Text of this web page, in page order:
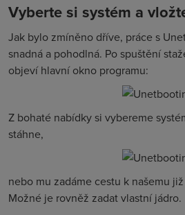
Vyberte si systém a
Jak bylo zmíněno dříve, práce s
snadná a pohodlná. Po spuštění
objeví hlavní okno programu:
Z bohaté nabídky si vybereme
stáhne,
nebo mu zadáme cestu k našemu
Možné je rovněž zadat vlastní jádro.